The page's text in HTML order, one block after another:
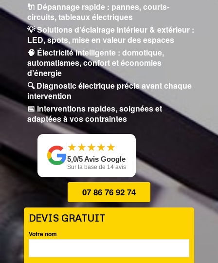
🔌 Dépannage rapide : pannes, courts-
circuits, tableaux électriques
💡 Solutions d’éclairage intérieur & extérieur :
LED, spots, mise en valeur des espaces
🧠 Électricité intelligente : domotique,
automatismes, confort et économies
d’énergie
🔍 Diagnostic électrique précis avant chaque
intervention
📅 Interventions rapides, soignées et
adaptées à vos contraintes
★
★★
★★
★★
★★
★
5,0/5 Avis Google
Sur la base de 14 avis
07 86 76 92 74
DEVIS GRATUIT
Votre nom